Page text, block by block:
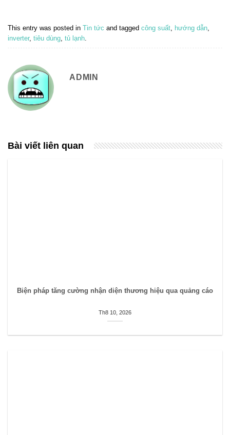
This entry was posted in Tin tức and tagged công suất, hướng dẫn,
inverter, tiêu dùng, tủ lạnh.
ADMIN
Bài viết liên quan
Biện pháp tăng cường nhận diện thương hiệu qua quảng cáo
Th8 10, 2026